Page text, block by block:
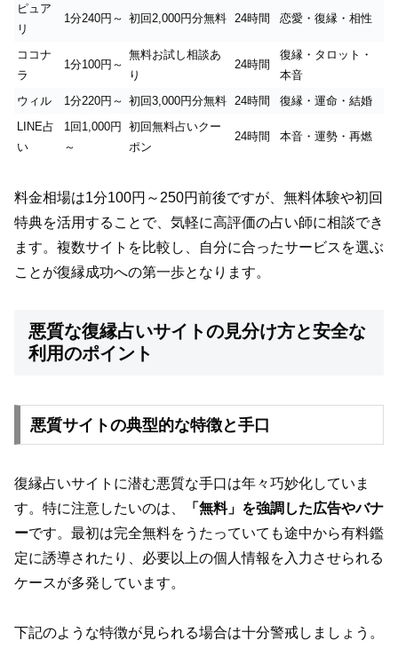
ピュア
リ
1分240円～ 初回2,000円分無料 24時間 恋愛・復縁・相性
ココナ
ラ
1分100円～
無料お試し相談あ
り
24時間
復縁・タロット・
本音
ウィル
1分220円～ 初回3,000円分無料 24時間
復縁・運命・結婚
LINE占
い
1回1,000円
～
初回無料占いクー
ポン
24時間 本音・運勢・再燃
料金相場は1分100円～250円前後ですが、無料体験や初回
特典を活用することで、気軽に高評価の占い師に相談でき
ます。複数サイトを比較し、自分に合ったサービスを選ぶ
ことが復縁成功への第一歩となります。
悪質な復縁占いサイトの見分け方と安全な
利用のポイント
悪質サイトの典型的な特徴と手口
復縁占いサイトに潜む悪質な手口は年々巧妙化していま
す。特に注意したいのは、
「無料」を強調した広告やバナ
ーです。最初は完全無料をうたっていても途中から有料鑑
定に誘導されたり、必要以上の個人情報を入力させられる
ケースが多発しています。
下記のような特徴が見られる場合は十分警戒しましょう。